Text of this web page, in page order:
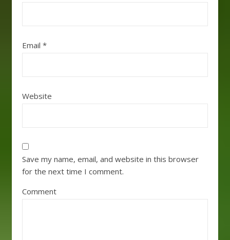
Email *
Website
Save my name, email, and website in this browser
for the next time I comment.
Comment